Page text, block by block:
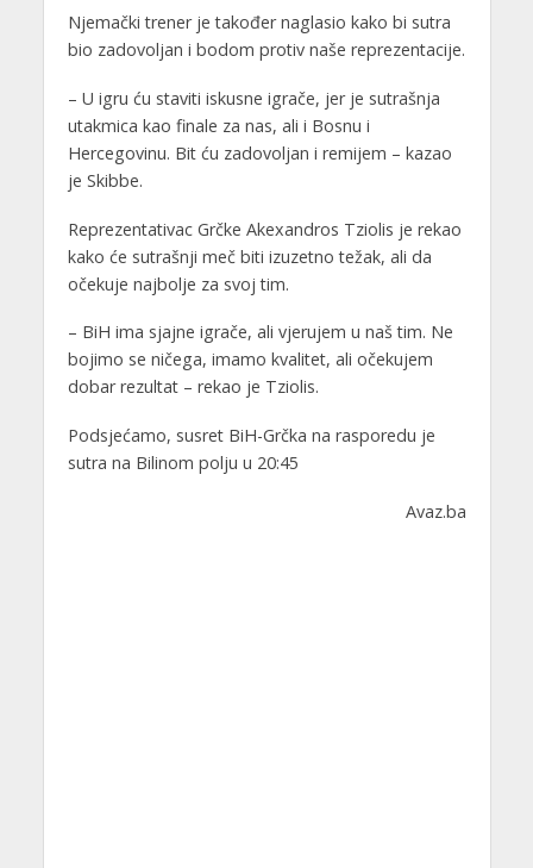
Njemački trener je također naglasio kako bi sutra
bio zadovoljan i bodom protiv naše reprezentacije.
– U igru ću staviti iskusne igrače, jer je sutrašnja
utakmica kao finale za nas, ali i Bosnu i
Hercegovinu. Bit ću zadovoljan i remijem – kazao
je Skibbe.
Reprezentativac Grčke Akexandros Tziolis je rekao
kako će sutrašnji meč biti izuzetno težak, ali da
očekuje najbolje za svoj tim.
– BiH ima sjajne igrače, ali vjerujem u naš tim. Ne
bojimo se ničega, imamo kvalitet, ali očekujem
dobar rezultat – rekao je Tziolis.
Podsjećamo, susret BiH-Grčka na rasporedu je
sutra na Bilinom polju u 20:45
Avaz.ba